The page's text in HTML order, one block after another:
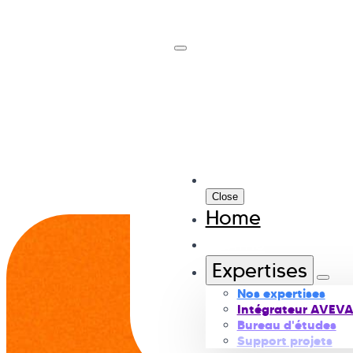
Close
Home
Expertises
Nos expertises
Intégrateur AVEVA
Bureau d'études
Support projets